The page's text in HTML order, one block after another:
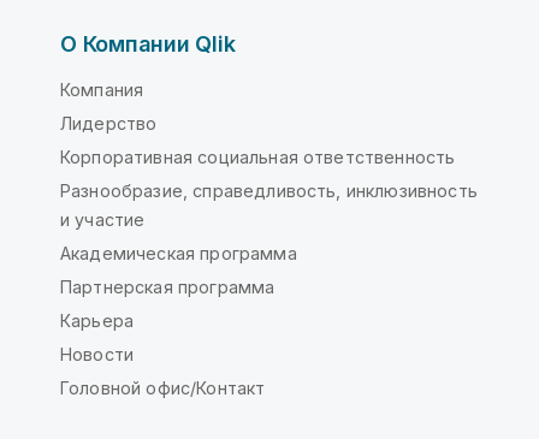
О Компании Qlik
Компания
Лидерство
Корпоративная социальная ответственность
Разнообразие, справедливость, инклюзивность
и участие
Академическая программа
Партнерская программа
Карьера
Новости
Головной офис/Контакт